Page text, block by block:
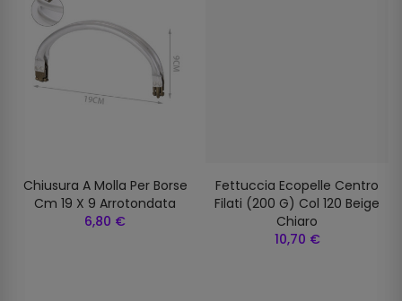
Chiusura A Molla Per Borse
Cm 19 X 9 Arrotondata
6,80 €
Fettuccia Ecopelle Centro
Filati (200 G) Col 120 Beige
Chiaro
10,70 €